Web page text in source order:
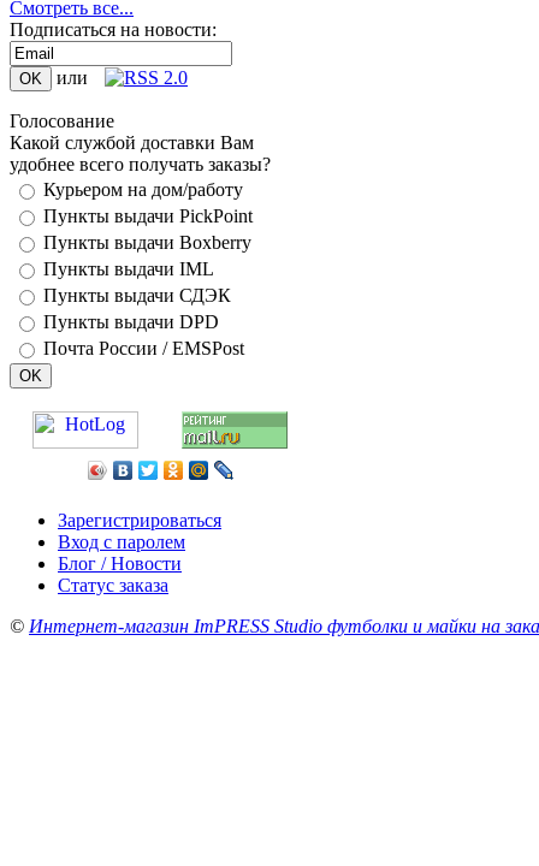
Смотреть все...
Подписаться на новости:
или
Голосование
Какой службой доставки Вам
удобнее всего получать заказы?
Курьером на дом/работу
Пункты выдачи PickPoint
Пункты выдачи Boxberry
Пункты выдачи IML
Пункты выдачи СДЭК
Пункты выдачи DPD
Почта России / EMSPost
Зарегистрироваться
Вход с паролем
Блог / Новости
Статус заказа
© Интернет-магазин ImPRESS Studio футболки и майки на